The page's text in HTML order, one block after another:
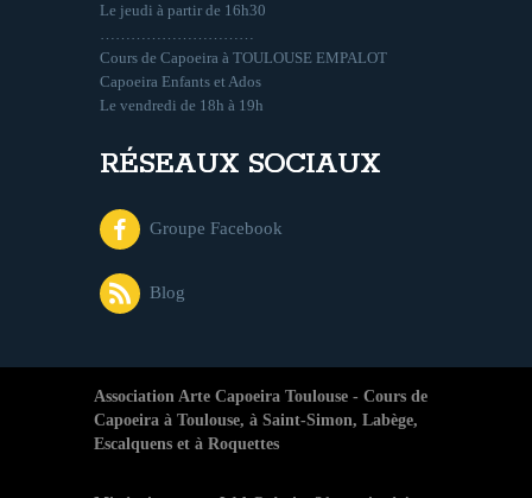
Le jeudi à partir de 16h30
…………………………
Cours de Capoeira à TOULOUSE EMPALOT
Capoeira Enfants et Ados
Le vendredi de 18h à 19h
RÉSEAUX SOCIAUX
Groupe Facebook
Blog
Association Arte Capoeira Toulouse - Cours de
Capoeira à Toulouse, à Saint-Simon, Labège,
Escalquens et à Roquettes